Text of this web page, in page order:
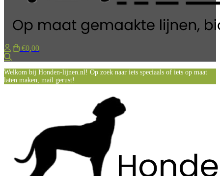
€0,00
Welkom bij Honden-lijnen.nl! Op zoek naar iets speciaals of iets op maat
laten maken, mail gerust!